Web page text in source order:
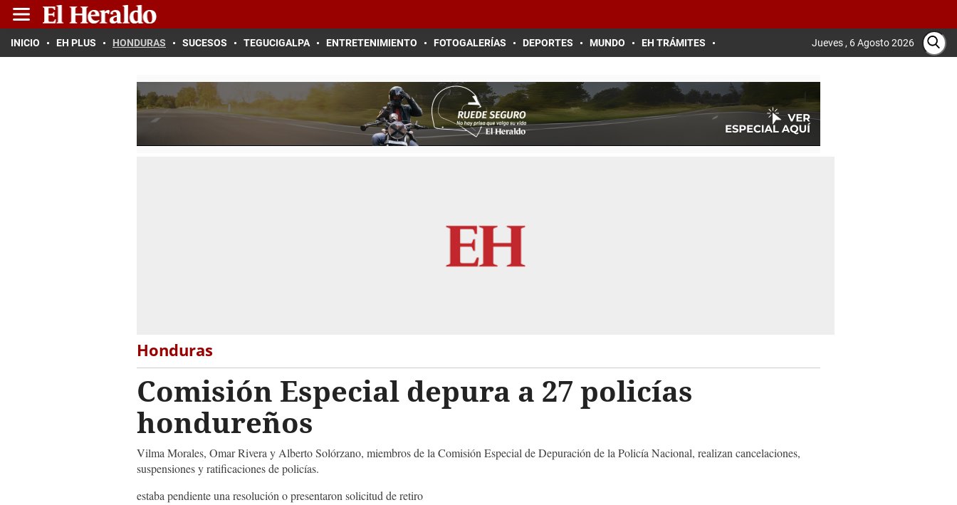
INICIO EH PLUS HONDURAS SUCESOS TEGUCIGALPA ENTRETENIMIENTO FOTOGALERÍAS DEPORTES MUNDO EH TRÁMITES Jueves , 6 Agosto 2026
Honduras
Comisión Especial depura a 27 policías
hondureños
Vilma Morales, Omar Rivera y Alberto Solórzano, miembros de la Comisión Especial de Depuración de la Policía Nacional, realizan cancelaciones,
suspensiones y ratificaciones de policías.
estaba pendiente una resolución o presentaron solicitud de retiro